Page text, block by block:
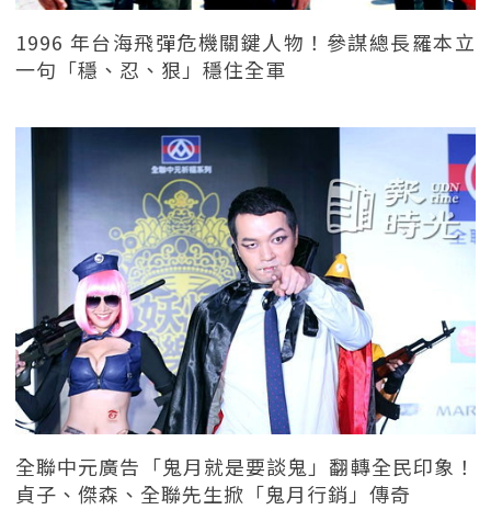
1996 年台海飛彈危機關鍵人物！參謀總長羅本立
一句「穩、忍、狠」穩住全軍
全聯中元廣告「鬼月就是要談鬼」翻轉全民印象！
貞子、傑森、全聯先生掀「鬼月行銷」傳奇